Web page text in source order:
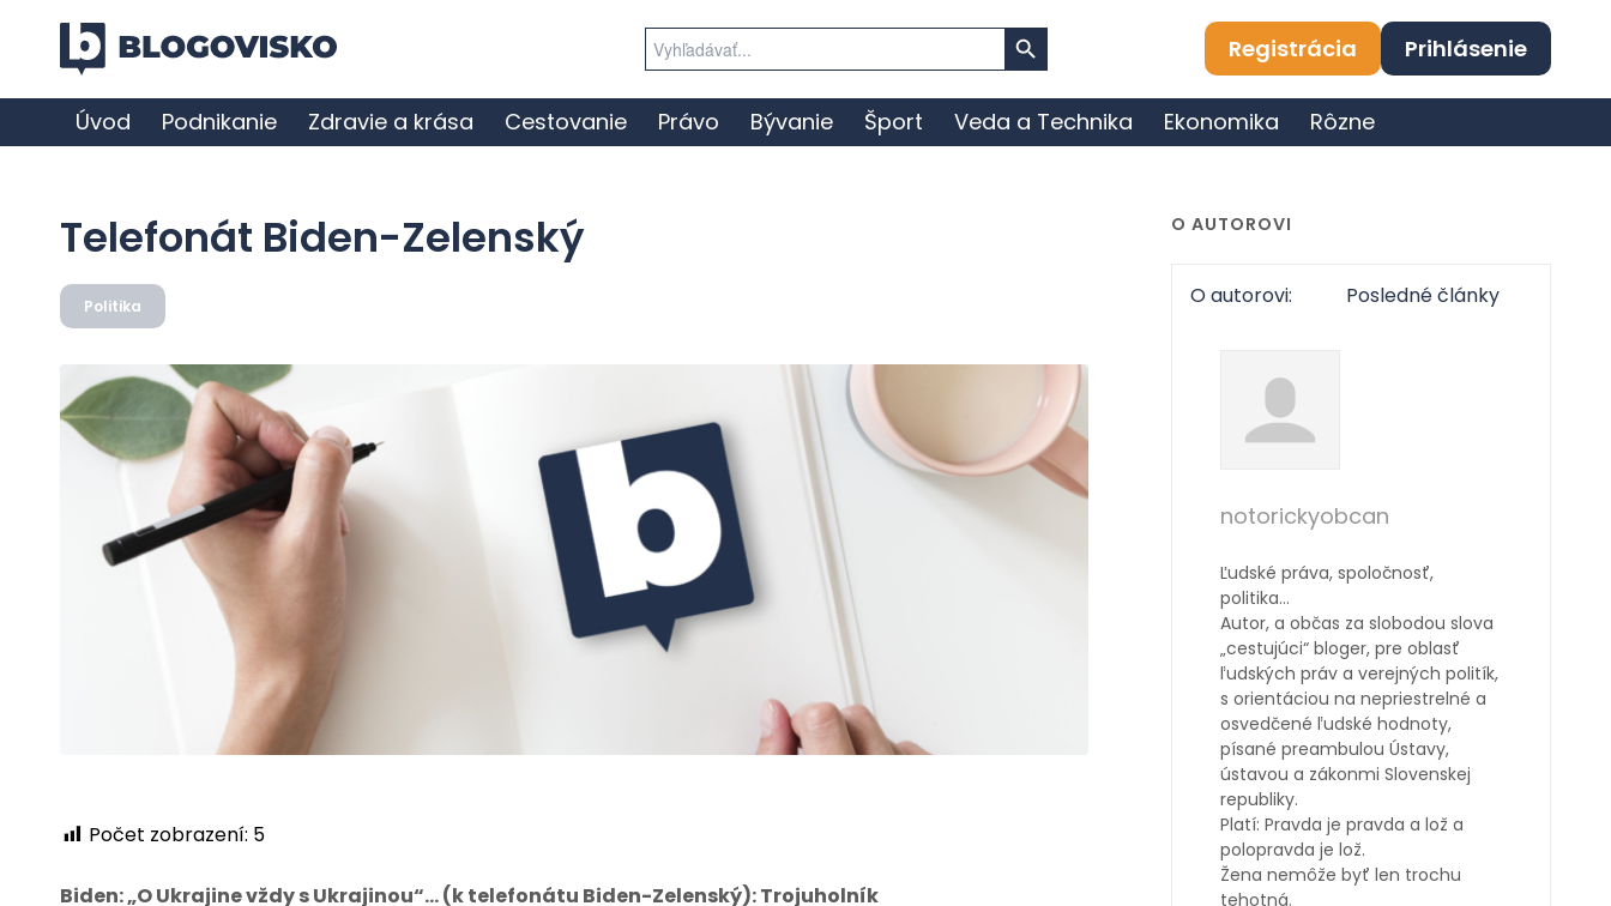
for:
Search Button
Registrácia Prihlásenie
Úvod Podnikanie Zdravie a krása Cestovanie Právo Bývanie Šport Veda a Technika Ekonomika Rôzne
Telefonát Biden-Zelenský
Politika
Počet zobrazení: 5
Biden: „O Ukrajine vždy s Ukrajinou“… (k telefonátu Biden-Zelenský): Trojuholník
O AUTOROVI
O autorovi: Posledné články
notorickyobcan
Ľudské práva, spoločnosť,
politika…
Autor, a občas za slobodou slova
„cestujúci“ bloger, pre oblasť
ľudských práv a verejných politík,
s orientáciou na nepriestrelné a
osvedčené ľudské hodnoty,
písané preambulou Ústavy,
ústavou a zákonmi Slovenskej
republiky.
Platí: Pravda je pravda a lož a
polopravda je lož.
Žena nemôže byť len trochu
tehotná.